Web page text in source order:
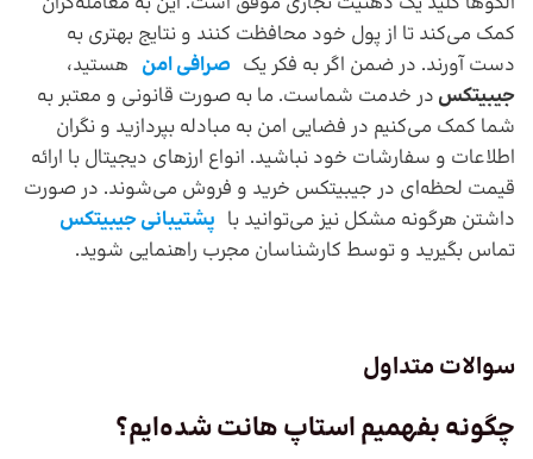
کمک می‌کند تا از پول خود محافظت کنند و نتایج بهتری به
دست آورند. در ضمن اگر به فکر یک صرافی امن هستید،
جیبیتکس در خدمت شماست. ما به صورت قانونی و معتبر به
شما کمک می‌کنیم در فضایی امن به مبادله بپردازید و نگران
اطلاعات و سفارشات خود نباشید. انواع ارزهای دیجیتال با ارائه
قیمت لحظه‌ای در جیبیتکس خرید و فروش می‌شوند. در صورت
داشتن هرگونه مشکل نیز می‌توانید با پشتیبانی جیبیتکس
تماس بگیرید و توسط کارشناسان مجرب راهنمایی شوید.
سوالات متداول
چگونه بفهمیم استاپ هانت شده‌ایم؟